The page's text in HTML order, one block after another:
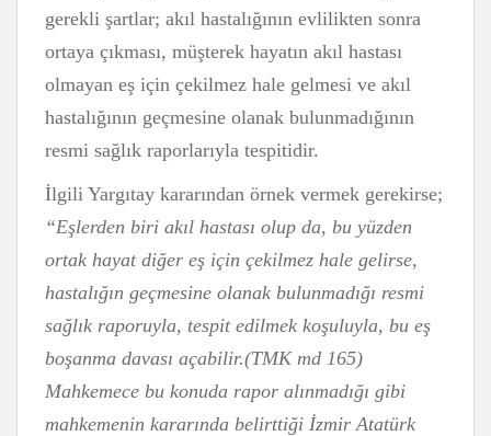
gerekli şartlar; akıl hastalığının evlilikten sonra
ortaya çıkması, müşterek hayatın akıl hastası
olmayan eş için çekilmez hale gelmesi ve akıl
hastalığının geçmesine olanak bulunmadığının
resmi sağlık raporlarıyla tespitidir.
İlgili Yargıtay kararından örnek vermek gerekirse;
“Eşlerden biri akıl hastası olup da, bu yüzden
ortak hayat diğer eş için çekilmez hale gelirse,
hastalığın geçmesine olanak bulunmadığı resmi
sağlık raporuyla, tespit edilmek koşuluyla, bu eş
boşanma davası açabilir.(TMK md 165)
Mahkemece bu konuda rapor alınmadığı gibi
mahkemenin kararında belirttiği İzmir Atatürk